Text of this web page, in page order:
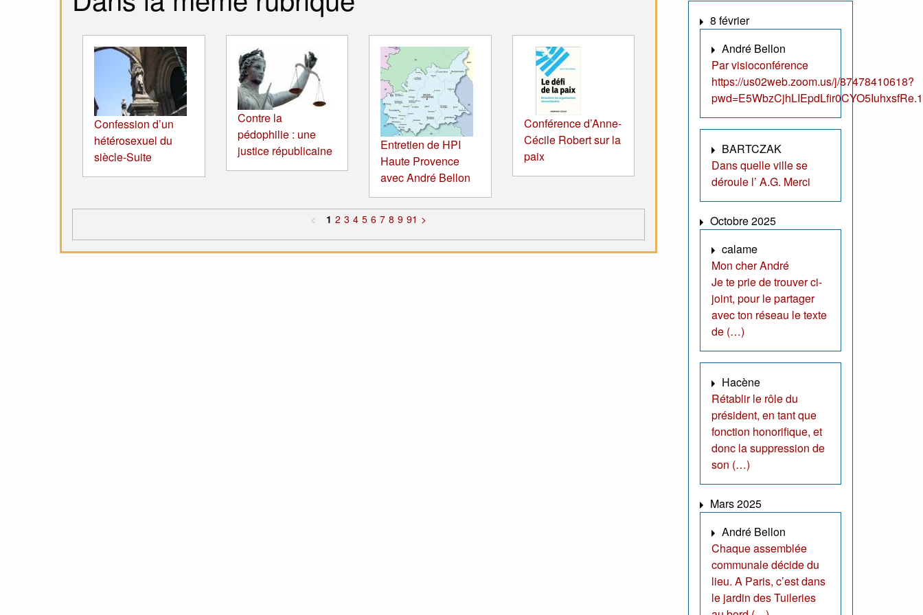
Confession d’un
hétérosexuel du
siècle-Suite
Contre la
pédophilie : une
justice républicaine
Entretien de HPI
Haute Provence
avec André Bellon
Conférence d’Anne-
Cécile Robert sur la
paix
< 1 2 3 4 5 6 7 8 9 91 >
8 février
André Bellon
Par visioconférence
https://us02web.zoom.us/j/87478410618?
BARTCZAK
Dans quelle ville se
déroule l’ A.G. Merci
Octobre 2025
calame
Mon cher André
Je te prie de trouver ci-
joint, pour le partager
avec ton réseau le texte
de (…)
Hacène
Rétablir le rôle du
président, en tant que
fonction honorifique, et
donc la suppression de
son (…)
Mars 2025
André Bellon
Chaque assemblée
communale décide du
lieu. A Paris, c’est dans
le jardin des Tuileries